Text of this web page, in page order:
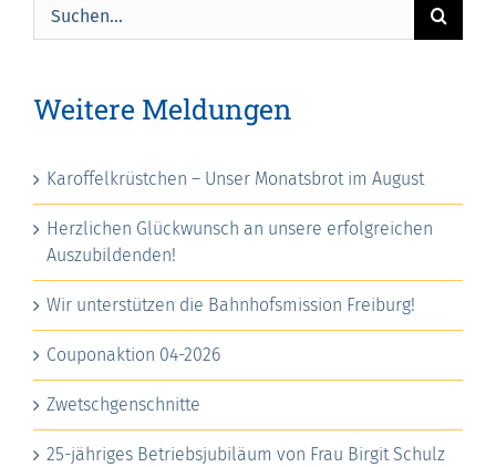
Weitere Meldungen
Karoffelkrüstchen – Unser Monatsbrot im August
Herzlichen Glückwunsch an unsere erfolgreichen
Auszubildenden!
Wir unterstützen die Bahnhofsmission Freiburg!
Couponaktion 04-2026
Zwetschgenschnitte
25-jähriges Betriebsjubiläum von Frau Birgit Schulz